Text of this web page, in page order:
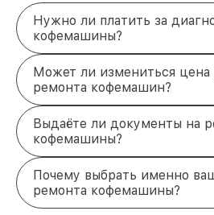
Нужно ли платить за
кофемашины?
Может ли измениться цена
ремонта кофемашин?
Выдаёте ли документы на
кофемашины?
Почему выбрать именно
ремонта кофемашины?